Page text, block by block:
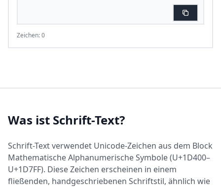
Zeichen: 0
Was ist Schrift-Text?
Schrift-Text verwendet Unicode-Zeichen aus dem Block
Mathematische Alphanumerische Symbole (U+1D400–
U+1D7FF). Diese Zeichen erscheinen in einem
fließenden, handgeschriebenen Schriftstil, ähnlich wie